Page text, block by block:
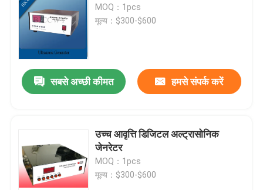
MOQ：1pcs
मूल्य：$300-$600
सबसे अच्छी कीमत हमसे संपर्क करें
उच्च आवृत्ति डिजिटल अल्ट्रासोनिक
जेनरेटर
MOQ：1pcs
मूल्य：$300-$600